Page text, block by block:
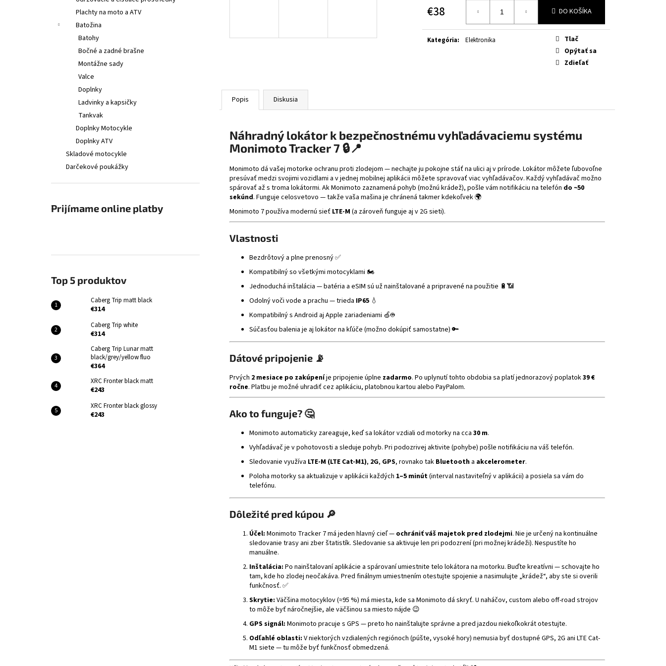
Plachty na moto a ATV
Batožina
Batohy
Bočné a zadné brašne
Montážne sady
Valce
Doplnky
Ladvinky a kapsičky
Tankvak
Doplnky Motocykle
Doplnky ATV
Skladové motocykle
Darčekové poukážky
Prijímame online platby
Top 5 produktov
Caberg Trip matt black
€314
Caberg Trip white
€314
Caberg Trip Lunar matt
black/grey/yellow fluo
€364
XRC Fronter black matt
€243
XRC Fronter black glossy
€243
€38
cena:
DO KOŠÍKA
Kategória: Elektronika
Tlač
Opýtať sa
Zdieľať
Popis Diskusia
Náhradný lokátor k bezpečnostnému vyhľadávaciemu systému
Monimoto Tracker 7 🔒📍
Monimoto dá vašej motorke ochranu proti zlodejom — nechajte ju pokojne stáť na ulici aj v prírode. Lokátor môžete ľubovoľne
presúvať medzi svojimi vozidlami a v jednej mobilnej aplikácii môžete spravovať viac vyhľadávačov. Každý vyhľadávač možno
spárovať až s troma lokátormi. Ak Monimoto zaznamená pohyb (možnú krádež), pošle vám notifikáciu na telefón do ~50
sekúnd. Funguje celosvetovo — takže vaša mašina je chránená takmer kdekoľvek 🌍
Monimoto 7 používa modernú sieť LTE-M (a zároveň funguje aj v 2G sieti).
Vlastnosti
Bezdrôtový a plne prenosný ✅
Kompatibilný so všetkými motocyklami 🏍️
Jednoduchá inštalácia — batéria a eSIM sú už nainštalované a pripravené na použitie 🔋📶
Odolný voči vode a prachu — trieda IP65 💧
Kompatibilný s Android aj Apple zariadeniami 🍏🤖
Súčasťou balenia je aj lokátor na kľúče (možno dokúpiť samostatne) 🔑
Dátové pripojenie 📡
Prvých 2 mesiace po zakúpeníje pripojenie úplne zadarmo. Po uplynutí tohto obdobia sa platí jednorazový poplatok39 €
ročne. Platbu je možné uhradiť cez aplikáciu, platobnou kartou alebo PayPalom.
Ako to funguje? 🤔
Monimoto automaticky zareaguje, keď sa lokátor vzdiali od motorky na cca 30 m.
Vyhľadávač je v pohotovosti a sleduje pohyb. Pri podozrivej aktivite (pohybe) pošle notifikáciu na váš telefón.
Sledovanie využíva LTE-M (LTE Cat-M1), 2G, GPS, rovnako tak Bluetooth a akcelerometer.
Poloha motorky sa aktualizuje v aplikácii každých 1–5 minút(interval nastaviteľný v aplikácii) a posiela sa vám do
telefónu.
Dôležité pred kúpou 🔎
Účel: Monimoto Tracker 7 má jeden hlavný cieľ — ochrániť váš majetok pred zlodejmi. Nie je určený na kontinuálne
sledovanie trasy ani zber štatistík. Sledovanie sa aktivuje len pri podozrení (pri možnej krádeži). Nespustíte ho
manuálne.
Inštalácia: Po nainštalovaní aplikácie a spárovaní umiestnite telo lokátora na motorku. Buďte kreatívni — schovajte ho
tam, kde ho zlodej neočakáva. Pred finálnym umiestnením otestujte spojenie a nasimulujte „krádež“, aby ste si overili
funkčnosť. ✅
Skrytie: Väčšina motocyklov (≈95 %) má miesta, kde sa Monimoto dá skryť. U naháčov, custom alebo off-road strojov
to môže byť náročnejšie, ale väčšinou sa miesto nájde 😉
GPS signál: Monimoto pracuje s GPS — preto ho nainštalujte správne a pred jazdou niekoľkokrát otestujte.
Odľahlé oblasti: V niektorých vzdialených regiónoch (púšte, vysoké hory) nemusia byť dostupné GPS, 2G ani LTE Cat-
M1 siete — tu môže byť funkčnosť obmedzená.